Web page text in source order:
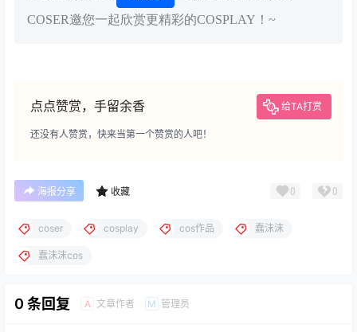
COSER邀您一起欣赏更精彩的COSPLAY！~
点点赞赏，手留余香 给TA打赏
还没有人赞赏，快来当第一个赞赏的人吧！
海报分享 收藏 0 0
coser cosplay cos作品 蠢沫沫
蠢沫沫cos
0 条回复 A 文章作者 M 管理员